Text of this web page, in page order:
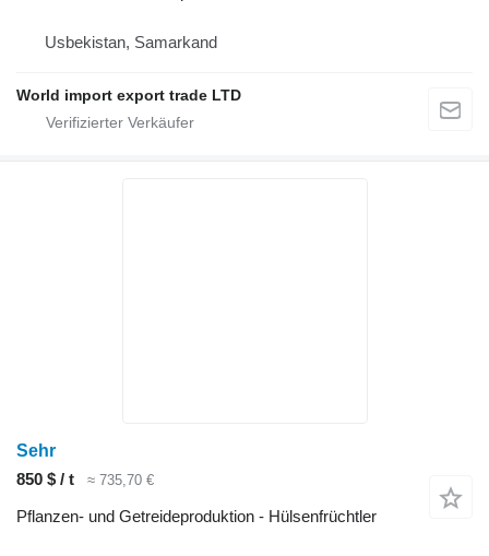
Usbekistan, Samarkand
World import export trade LTD
Sehr
850 $ / t
≈ 735,70 €
Pflanzen- und Getreideproduktion - Hülsenfrüchtler